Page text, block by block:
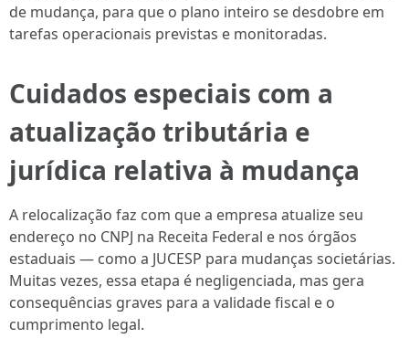
de mudança, para que o plano inteiro se desdobre em
tarefas operacionais previstas e monitoradas.
Cuidados especiais com a
atualização tributária e
jurídica relativa à mudança
A relocalização faz com que a empresa atualize seu
endereço no CNPJ na Receita Federal e nos órgãos
estaduais — como a JUCESP para mudanças societárias.
Muitas vezes, essa etapa é negligenciada, mas gera
consequências graves para a validade fiscal e o
cumprimento legal.